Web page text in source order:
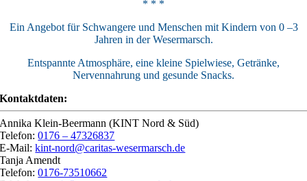
* * *
Ein Angebot für Schwangere und Menschen mit Kindern von 0 –3
Jahren in der Wesermarsch.
Entspannte Atmosphäre, eine kleine Spielwiese, Getränke,
Nervennahrung und gesunde Snacks.
Kontaktdaten:
Annika Klein-Beermann (KINT Nord & Süd)
Telefon:0176 – 47326837
E-Mail:kint-nord@caritas-wesermarsch.de
Tanja Amendt
Telefon:0176-73510662